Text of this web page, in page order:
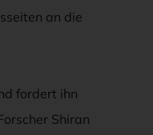
an die
fordert ihn
Shiran